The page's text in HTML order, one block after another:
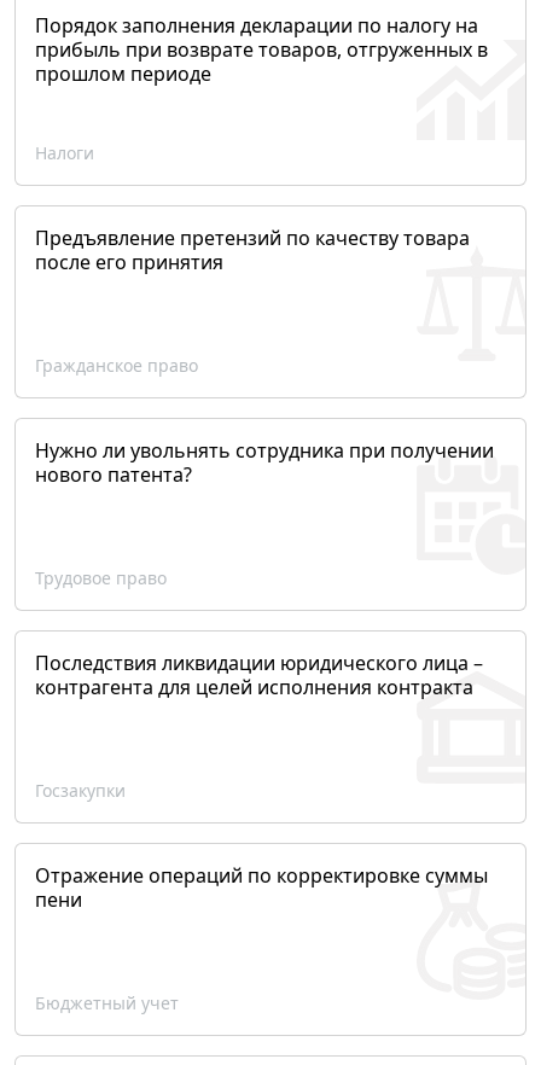
Порядок заполнения декларации по налогу на
прибыль при возврате товаров, отгруженных в
прошлом периоде
Налоги
Предъявление претензий по качеству товара
после его принятия
Гражданское право
Нужно ли увольнять сотрудника при получении
нового патента?
Трудовое право
Последствия ликвидации юридического лица –
контрагента для целей исполнения контракта
Госзакупки
Отражение операций по корректировке суммы
пени
Бюджетный учет